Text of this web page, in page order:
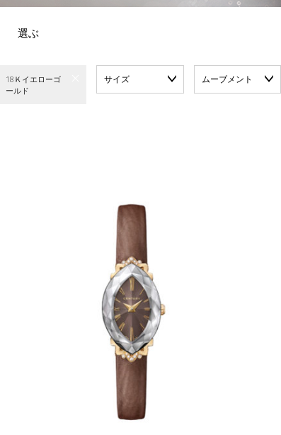
選ぶ
18Ｋイエローゴ
ールド
サイズ ムーブメント